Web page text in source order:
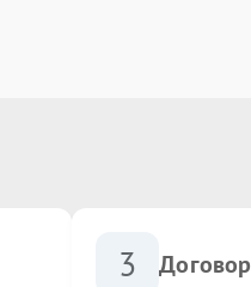
3 Договор